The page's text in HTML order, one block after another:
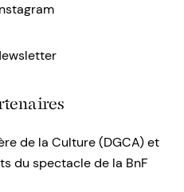
de la Culture (DGCA) et
du spectacle de la BnF